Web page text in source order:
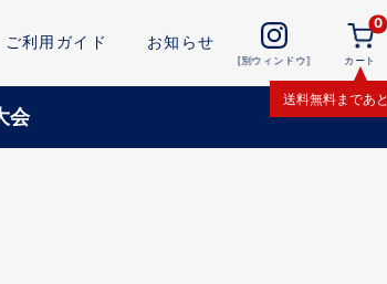
ご利用ガイド お知らせ
[別ウィンドウ]
0
カート
送料無料まであと
会